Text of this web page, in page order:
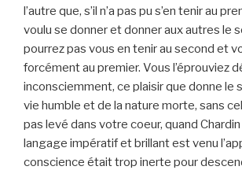
l’autre que, s’il n’a pas pu s’en tenir au
voulu se donner et donner aux autres le
pourrez pas vous en tenir au second et
forcément au premier. Vous l’éprouviez
inconsciemment, ce plaisir que donne le
vie humble et de la nature morte, sans
pas levé dans votre coeur, quand
langage impératif et brillant est venu
conscience était trop inerte pour